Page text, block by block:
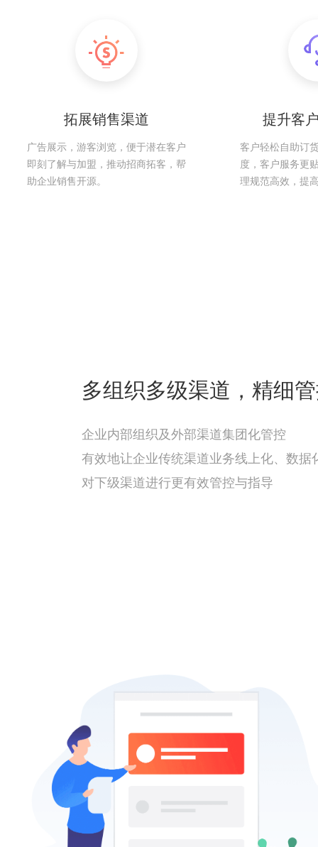
拓展销售渠道
广告展示，游客浏览，便于潜在客户
即刻了解与加盟，推动招商拓客，帮
助企业销售开源。
提升客
客户轻松自助订
度，客户服务更
理规范高效，提
多组织多级渠道，精细
企业内部组织及外部渠道集团化管控
有效地让企业传统渠道业务线上化、数据
对下级渠道进行更有效管控与指导